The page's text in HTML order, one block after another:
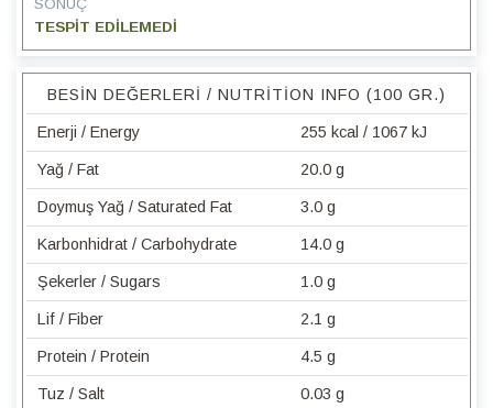
SONUÇ
TESPİT EDİLEMEDİ
BESIN DEĞERLERI / NUTRITION INFO (100 GR.)
Enerji / Energy 255 kcal / 1067 kJ
Yağ / Fat 20.0 g
Doymuş Yağ / Saturated Fat 3.0 g
Karbonhidrat / Carbohydrate 14.0 g
Şekerler / Sugars 1.0 g
Lif / Fiber 2.1 g
Protein / Protein 4.5 g
Tuz / Salt 0.03 g